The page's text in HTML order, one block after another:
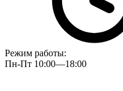
Режим работы:
Пн-Пт 10:00—18:00